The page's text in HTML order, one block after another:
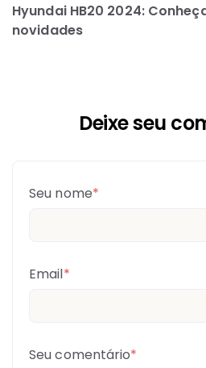
Hyundai HB20 2024:
novidades
Deixe seu
Seu nome*
Email*
Seu comentário*